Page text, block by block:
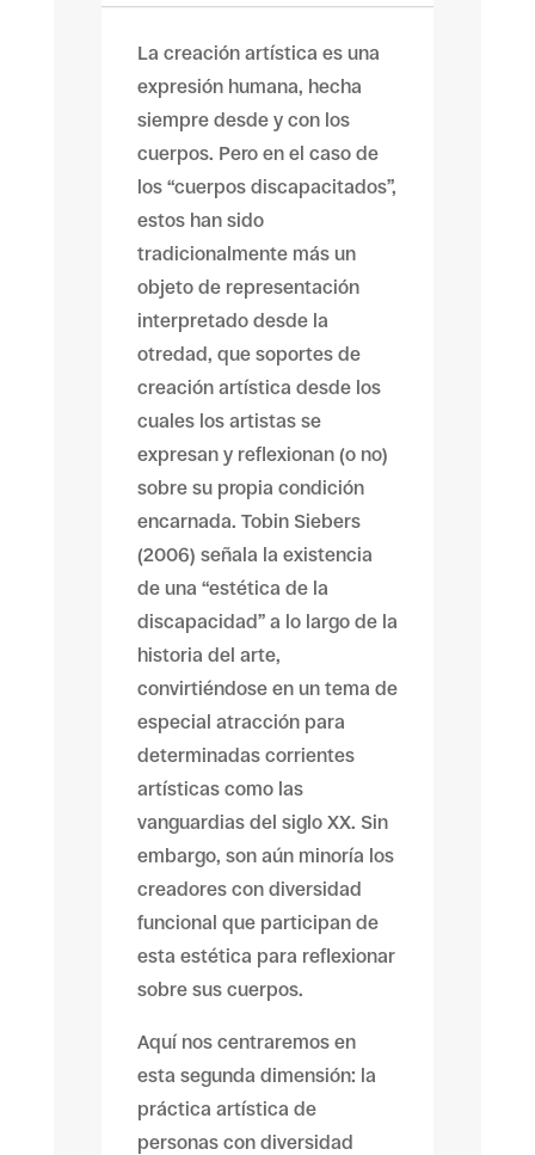
La creación artística es una
expresión humana, hecha
siempre desde y con los
cuerpos. Pero en el caso de
los “cuerpos discapacitados”,
estos han sido
tradicionalmente más un
objeto de representación
interpretado desde la
otredad, que soportes de
creación artística desde los
cuales los artistas se
expresan y reflexionan (o no)
sobre su propia condición
encarnada. Tobin Siebers
(2006) señala la existencia
de una “estética de la
discapacidad” a lo largo de la
historia del arte,
convirtiéndose en un tema de
especial atracción para
determinadas corrientes
artísticas como las
vanguardias del siglo XX. Sin
embargo, son aún minoría los
creadores con diversidad
funcional que participan de
esta estética para reflexionar
sobre sus cuerpos.
Aquí nos centraremos en
esta segunda dimensión: la
práctica artística de
personas con diversidad